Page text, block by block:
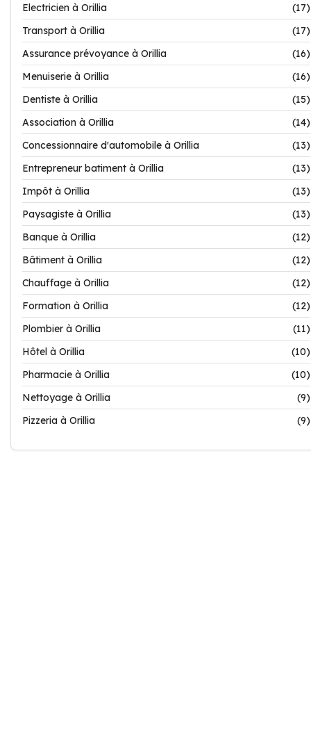
Electricien à Orillia
(17)
Transport à Orillia
(17)
Assurance prévoyance à Orillia
(16)
Menuiserie à Orillia
(16)
Dentiste à Orillia
(15)
Association à Orillia
(14)
Concessionnaire d'automobile à Orillia
(13)
Entrepreneur batiment à Orillia
(13)
Impôt à Orillia
(13)
Paysagiste à Orillia
(13)
Banque à Orillia
(12)
Bâtiment à Orillia
(12)
Chauffage à Orillia
(12)
Formation à Orillia
(12)
Plombier à Orillia
(11)
Hôtel à Orillia
(10)
Pharmacie à Orillia
(10)
Nettoyage à Orillia
(9)
Pizzeria à Orillia
(9)